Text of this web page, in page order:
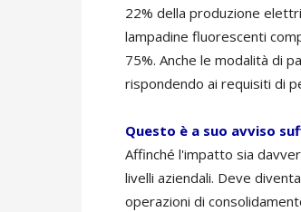
22% della produzione
lampadine fluorescenti
75%. Anche le modalità di
rispondendo ai requisiti di
Questo è a suo avviso
Affinché l'impatto sia
livelli aziendali. Deve
operazioni di